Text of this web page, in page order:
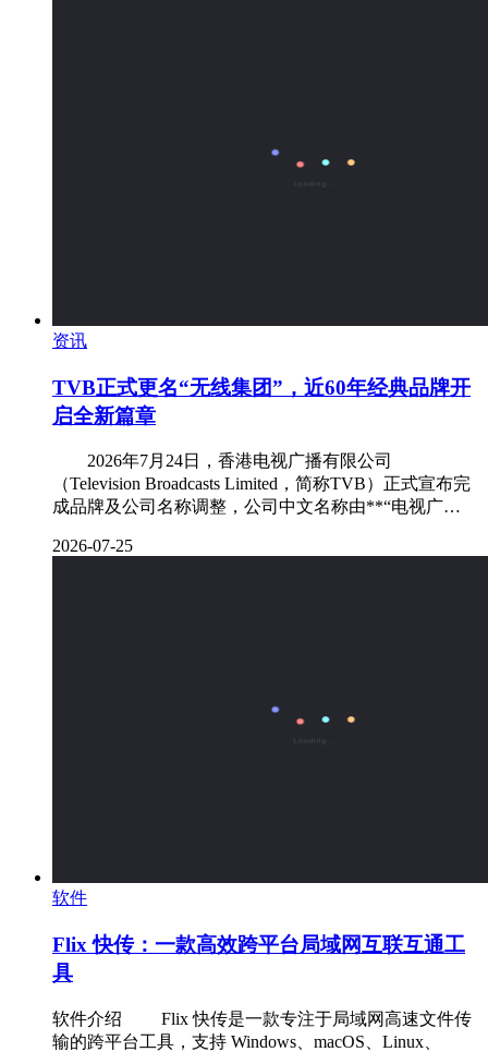
资讯
TVB正式更名“无线集团”，近60年经典品牌开
启全新篇章
‌ 2026年7月24日，香港电视广播有限公司
（Television Broadcasts Limited，简称TVB）正式宣布完
成品牌及公司名称调整，公司中文名称由**“电视广…
2026-07-25
软件
Flix 快传：一款高效跨平台局域网互联互通工
具
软件介绍 ‌ Flix 快传是一款专注于局域网高速文件传
输的跨平台工具，支持 Windows、macOS、Linux、